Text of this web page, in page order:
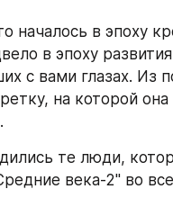
началось в эпоху
в эпоху
с вами глазах. Из
на которой она
те люди,
века-2" во